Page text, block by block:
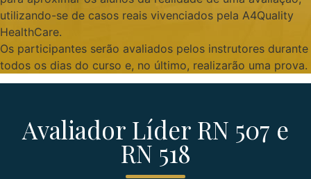
utilizando-se de casos reais vivenciados pela A4Quality
HealthCare.
Os participantes serão avaliados pelos instrutores durante
todos os dias do curso e, no último, realizarão uma prova.
Avaliador Líder RN 507 e
RN 518